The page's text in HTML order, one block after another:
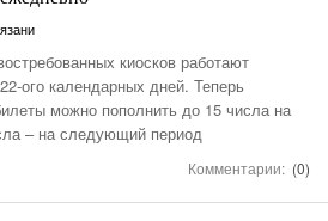
киосков работают
ого календарных дней. Теперь
можно пополнить до 15 числа на
– на следующий период
Комментарии: (0)